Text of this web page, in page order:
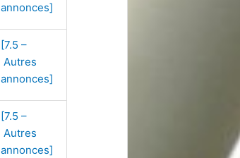
annonces]
[7.5 –
Autres
annonces]
[7.5 –
Autres
annonces]